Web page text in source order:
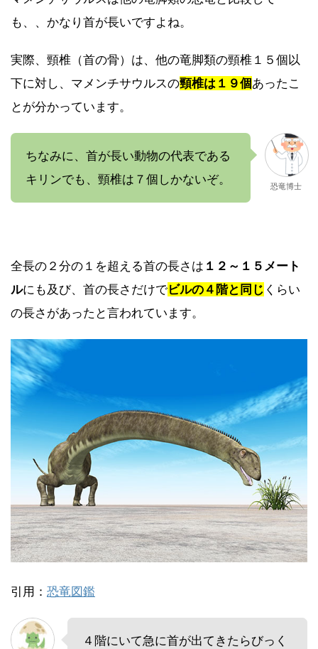
も、、かなり首が長いですよね。
実際、頸椎（首の骨）は、他の竜脚類の頸椎１５個以
下に対し、マメンチサウルスの頸椎は１９個あったこ
とが分かっています。
ちなみに、首が長い動物の代表である
キリンでも、頸椎は７個しかないぞ。
恐竜博士
全長の２分の１を超える首の長さは １２～１５メート
ルにも及び、首の長さだけでビルの４階と同じ くらい
の長さがあったと言われています。
引用： 恐竜図鑑
４階にいて急に首が出てきたらびっく